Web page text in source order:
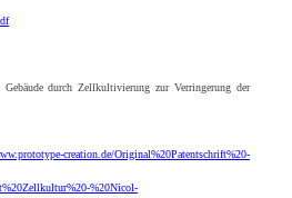
Gebäude durch Zellkultivierung zur Verringerung der
creation.de/Original%20Patentschrift%20-
%20Nicol-